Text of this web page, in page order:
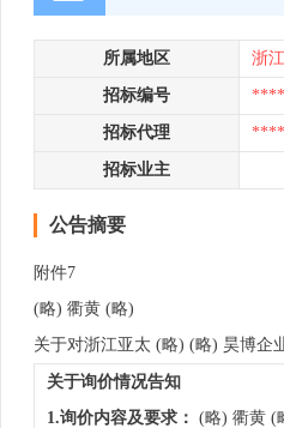
所属地区 浙江
招标编号
招标代理
招标业主
公告摘要
附件7
(略) 衢黄 (略)
关于对浙江亚太 (略) (略) 昊博企
关于询价情况告知
1.询价内容及要求： (略) 衢黄 (